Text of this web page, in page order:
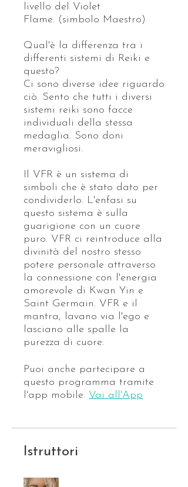
livello del Violet
Flame. (simbolo Maestro)
Qual'è la differenza tra i
differenti sistemi di Reiki e
questo?
Ci sono diverse idee riguardo
ciò. Sento che tutti i diversi
sistemi reiki sono facce
individuali della stessa
medaglia. Sono doni
meravigliosi.
Il VFR è un sistema di
simboli che è stato dato per
condividerlo. L'enfasi su
questo sistema è sulla
guarigione con un cuore
puro. VFR ci reintroduce alla
divinità del nostro stesso
potere personale attraverso
la connessione con l'energia
amorevole di Kwan Yin e
Saint Germain. VFR e il
mantra, lavano via l'ego e
lasciano alle spalle la
purezza di cuore.
Puoi anche partecipare a
questo programma tramite
l'app mobile. Vai all'App
Istruttori